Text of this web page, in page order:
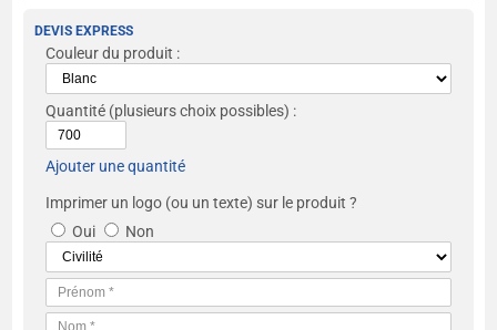
DEVIS EXPRESS
Couleur du produit :
Quantité (plusieurs choix possibles) :
Ajouter une quantité
Imprimer un logo (ou un texte) sur le produit ?
Oui
Non